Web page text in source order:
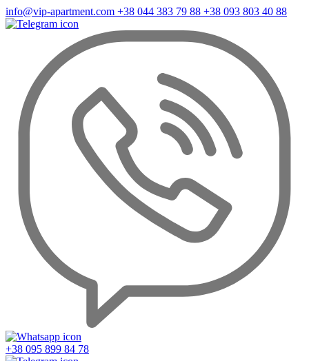
info@vip-apartment.com +38 044 383 79 88 +38 093 803 40 88
+38 095 899 84 78